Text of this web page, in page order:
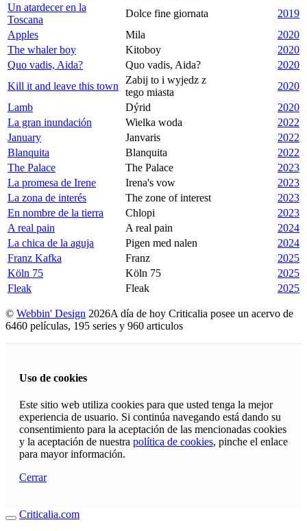
Un atardecer en la
Toscana
Dolce fine giornata
2019
Apples
Mila
2020
The whaler boy
Kitoboy
2020
Quo vadis, Aida?
Quo vadis, Aida?
2020
Kill it and leave this town
Zabij to i wyjedz z
tego miasta
2020
Lamb
Dýrid
2020
La gran inundación
Wielka woda
2022
January
Janvaris
2022
Blanquita
Blanquita
2022
The Palace
The Palace
2023
La promesa de Irene
Irena's vow
2023
La zona de interés
The zone of interest
2023
En nombre de la tierra
Chlopi
2023
A real pain
A real pain
2024
La chica de la aguja
Pigen med nalen
2024
Franz Kafka
Franz
2025
Köln 75
Köln 75
2025
Fleak
Fleak 2025
© Webbin' Design 2026A día de hoy Criticalia posee un acervo de
6460 películas, 195 series y 960 articulos
Uso de cookies
Este sitio web utiliza cookies para que usted tenga la mejor
experiencia de usuario. Si continúa navegando está dando su
consentimiento para la aceptación de las mencionadas cookies
y la aceptación de nuestra política de cookies, pinche el enlace
para mayor información.
Cerrar
Criticalia.com